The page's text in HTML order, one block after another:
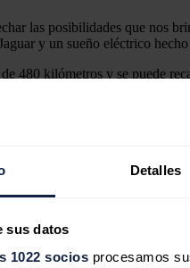
Detalles
sus datos
1022 socios procesamos
las posibilidades que nos
y un sueño eléctrico
480 kilómetros y se puede
más de diez horas".
pasado. Después de una
transmisión concéntrica
incorpora un nuevo sistema
para garantizar la
directo en directo en el